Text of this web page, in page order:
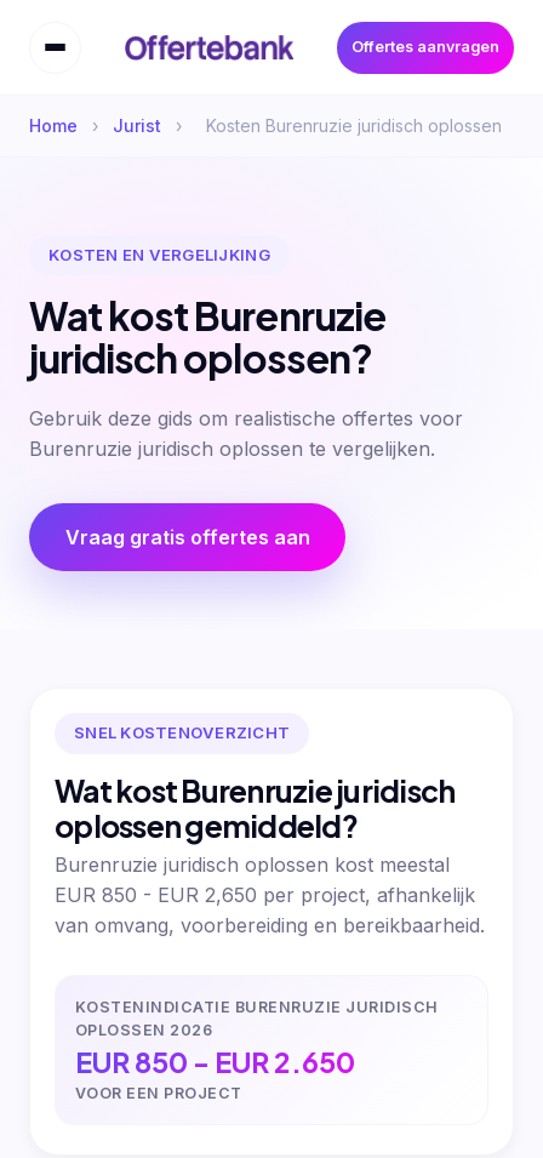
Offertes aanvragen
Home › Jurist › Kosten Burenruzie juridisch oplossen
KOSTEN EN VERGELIJKING
Wat kost Burenruzie
juridisch oplossen?
Gebruik deze gids om realistische offertes voor
Burenruzie juridisch oplossen te vergelijken.
Vraag gratis offertes aan
SNEL KOSTENOVERZICHT
Wat kost Burenruzie juridisch
oplossen gemiddeld?
Burenruzie juridisch oplossen kost meestal
EUR 850 - EUR 2,650 per project, afhankelijk
van omvang, voorbereiding en bereikbaarheid.
KOSTENINDICATIE BURENRUZIE JURIDISCH
OPLOSSEN 2026
EUR 850 - EUR 2.650
VOOR EEN PROJECT